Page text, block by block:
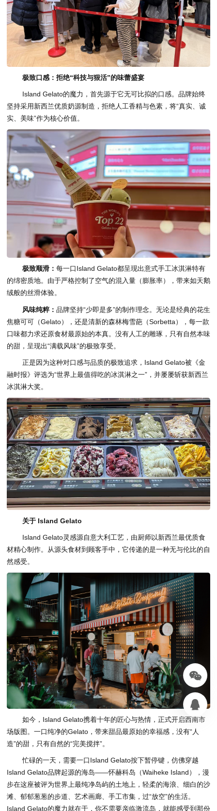
极致口感：拒绝“科技与狠活”的味蕾盛宴
Island Gelato的魔力，首先源于它无可比拟的口感。品牌始终
坚持采用新西兰优质奶源制造，拒绝人工香精与色素，将“真实、诚
实、美味”作为核心价值。
极致顺滑： 每一口Island Gelato都呈现出意式手工冰淇淋特有
的绵密质地。由于严格控制了空气的混入量（膨胀率），带来如天鹅
绒般的丝滑体验。
风味纯粹： 品牌坚持“少即是多”的制作理念。无论是经典的花生
焦糖可可（Gelato），还是清新的森林梅雪葩（Sorbetta），每一款
口味都力求还原食材最原始的本真。没有人工的雕琢，只有自然本味
的甜，呈现出“满载风味”的极致享受。
正是因为这种对口感与品质的极致追求，Island Gelato被《金
融时报》评选为“世界上最值得吃的冰淇淋之一”，并屡屡斩获新西兰
冰淇淋大奖。
关于 Island Gelato
Island Gelato灵感源自意大利工艺，由厨师以新西兰最优质食
材精心制作。从源头食材到顾客手中，它传递的是一种无与伦比的自
然感受。
如今，Island Gelato携着十年的匠心与热情，正式开启西南市
场版图。一口纯净的Gelato，带来甜品最原始的幸福感，没有“人
造”的甜，只有自然的“完美搅拌”。
忙碌的一天，需要一口Island Gelato按下暂停键，仿佛穿越
Island Gelato品牌起源的海岛——怀赫科岛（Waiheke Island），漫
步在这座被评为世界上最纯净岛屿的土地上，轻柔的海浪、细白的沙
滩、郁郁葱葱的步道、艺术画廊、手工市集，过“放空”的生活。
Island Gelato的魔力就在于，你不需要亲临激流岛，就能感受到那份